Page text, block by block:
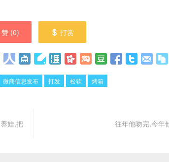
赞 (0) 打赏
微商信息发布 打发 松软 烤箱
娃,把
往年他吻完,今年